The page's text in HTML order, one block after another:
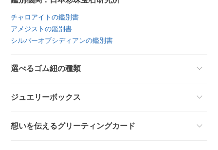
チャロアイトの鑑別書
アメジストの鑑別書
シルバーオブシディアンの鑑別書
選べるゴム紐の種類
ジュエリーボックス
想いを伝えるグリーティングカード